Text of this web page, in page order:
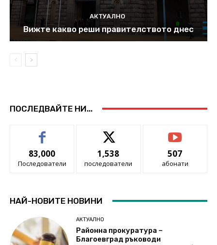
АКТУАЛНО
Вижте какво реши правителството днес
ПОСЛЕДВАЙТЕ НИ...
83,000
Последователи
1,538
последователи
507
абонати
НАЙ-НОВИТЕ НОВИНИ
АКТУАЛНО
Районна прокуратура –
Благоевград ръководи